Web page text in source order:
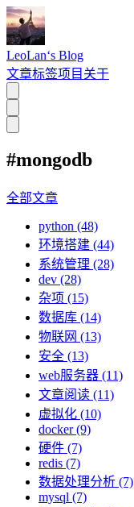
LeoLan‘s Blog
文章标签项目 关于
#mongodb
全部文章
python (48)
环境搭建 (44)
系统管理 (28)
dev (28)
杂项 (15)
数据库 (14)
物联网 (13)
安全 (13)
web服务器 (11)
文章阅读 (11)
虚拟化 (10)
docker (9)
硬件 (7)
redis (7)
数据处理分析 (7)
mysql (7)